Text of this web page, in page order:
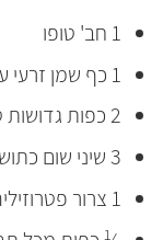
1 חב' טופו
1 כף שמן זרעי ענבים/זית מכבישה קרה
2 כפות גדושות טחינה משומשום מלא
3 שיני שום כתושות
1 צרור פטרוזיליה טרייה קצוצה
1